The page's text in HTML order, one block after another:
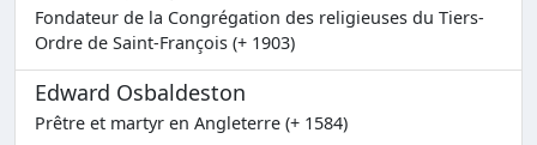
Fondateur de la Congrégation des religieuses du Tiers-
Ordre de Saint-François (+ 1903)
Edward Osbaldeston
Prêtre et martyr en Angleterre (+ 1584)